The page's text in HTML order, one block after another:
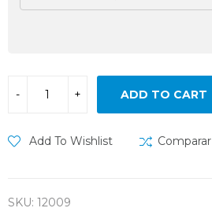
ADD TO CART
Add To Wishlist Comparar
SKU: 12009